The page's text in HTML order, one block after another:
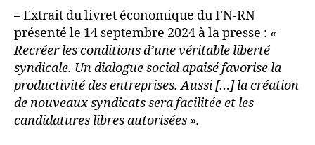
– Extrait du livret économique du FN-RN
présenté le 14 septembre 2024 à la presse : «
Recréer les conditions d’une véritable liberté
syndicale. Un dialogue social apaisé favorise la
productivité des entreprises. Aussi […] la création
de nouveaux syndicats sera facilitée et les
candidatures libres autorisées ».